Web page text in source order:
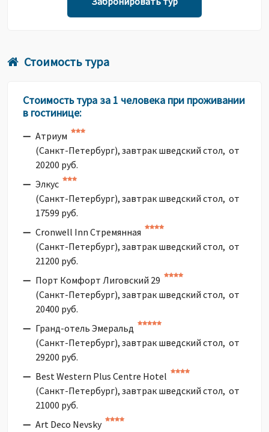
Стоимость тура
Стоимость тура за 1 человека при проживании
в гостинице:
Атриум
(Санкт-Петербург), завтрак шведский стол, от
20200 руб.
Элкус
(Санкт-Петербург), завтрак шведский стол, от
17599 руб.
Cronwell Inn Стремянная
(Санкт-Петербург), завтрак шведский стол, от
21200 руб.
Порт Комфорт Лиговский 29
(Санкт-Петербург), завтрак шведский стол, от
20400 руб.
Гранд-отель Эмеральд
(Санкт-Петербург), завтрак шведский стол, от
29200 руб.
Best Western Plus Centre Hotel
(Санкт-Петербург), завтрак шведский стол, от
21000 руб.
Art Deco Nevsky